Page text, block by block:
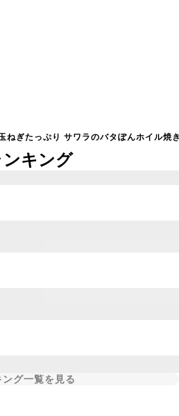
ねぎたっぷり サワラのバタぽんホイル焼
ンキング
ング一覧を見る